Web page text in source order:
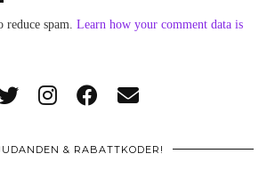
spam. Learn how your comment data is
& RABATTKODER!